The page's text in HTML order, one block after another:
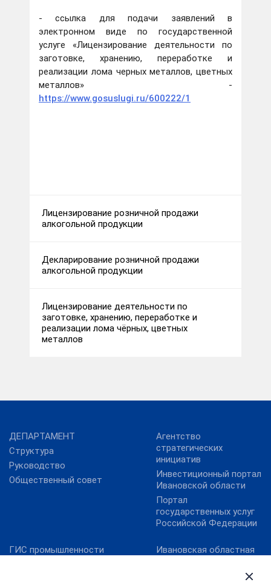
- ссылка для подачи заявлений в
электронном виде по государственной
услуге «Лицензирование деятельности по
заготовке, хранению, переработке и
реализации лома черных металлов, цветных
металлов» -
https://www.gosuslugi.ru/600222/1
Лицензирование розничной продажи
алкогольной продукции
Декларирование розничной продажи
алкогольной продукции
Лицензирование деятельности по
заготовке, хранению, переработке и
реализации лома чёрных, цветных
металлов
ДЕПАРТАМЕНТ
Структура
Руководство
Общественный совет
Агентство
стратегических
инициатив
Инвестиционный портал
Ивановской области
Портал
государственных услуг
Российской Федерации
ГИС промышленности
Ивановская областная